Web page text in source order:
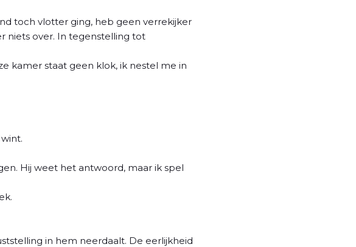
toch vlotter ging, heb geen verrekijker
niets over. In tegenstelling tot
kamer staat geen klok, ik nestel me in
Hij weet het antwoord, maar ik spel
in hem neerdaalt. De eerlijkheid